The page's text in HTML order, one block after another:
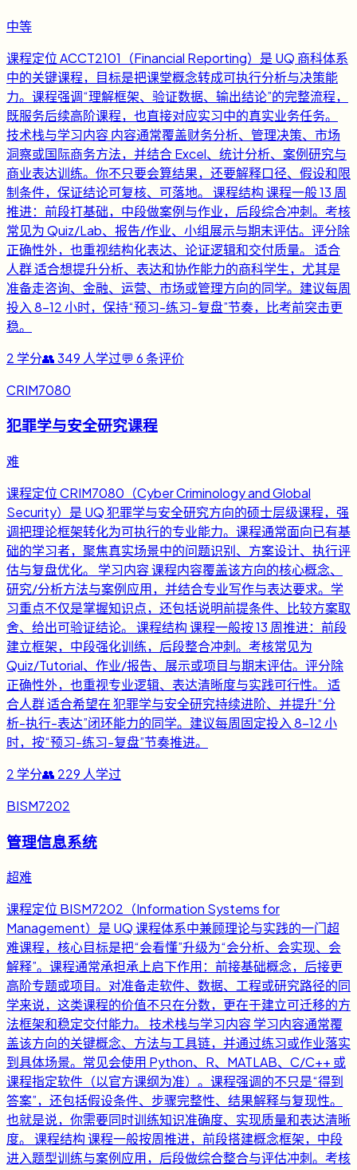
中等
课程定位 ACCT2101（Financial Reporting）是 UQ 商科体系
中的关键课程，目标是把课堂概念转成可执行分析与决策能
力。课程强调“理解框架、验证数据、输出结论”的完整流程，
既服务后续高阶课程，也直接对应实习中的真实业务任务。
技术栈与学习内容 内容通常覆盖财务分析、管理决策、市场
洞察或国际商务方法，并结合 Excel、统计分析、案例研究与
商业表达训练。你不只要会算结果，还要解释口径、假设和限
制条件，保证结论可复核、可落地。 课程结构 课程一般 13 周
推进：前段打基础，中段做案例与作业，后段综合冲刺。考核
常见为 Quiz/Lab、报告/作业、小组展示与期末评估。评分除
正确性外，也重视结构化表达、论证逻辑和交付质量。 适合
人群 适合想提升分析、表达和协作能力的商科学生，尤其是
准备走咨询、金融、运营、市场或管理方向的同学。建议每周
投入 8-12 小时，保持“预习-练习-复盘”节奏，比考前突击更
稳。
2 学分👥349 人学过💬 6条评价
CRIM7080
犯罪学与安全研究课程
难
课程定位 CRIM7080（Cyber Criminology and Global
Security）是 UQ 犯罪学与安全研究方向的硕士层级课程，强
调把理论框架转化为可执行的专业能力。课程通常面向已有基
础的学习者，聚焦真实场景中的问题识别、方案设计、执行评
估与复盘优化。 学习内容 课程内容覆盖该方向的核心概念、
研究/分析方法与案例应用，并结合专业写作与表达要求。学
习重点不仅是掌握知识点，还包括说明前提条件、比较方案取
舍、给出可验证结论。 课程结构 课程一般按 13 周推进：前段
建立框架，中段强化训练，后段整合冲刺。考核常见为
Quiz/Tutorial、作业/报告、展示或项目与期末评估。评分除
正确性外，也重视专业逻辑、表达清晰度与实践可行性。 适
合人群 适合希望在 犯罪学与安全研究持续进阶、并提升“分
析-执行-表达”闭环能力的同学。建议每周固定投入 8-12 小
时，按“预习-练习-复盘”节奏推进。
2 学分👥 229 人学过
BISM7202
管理信息系统
超难
课程定位 BISM7202（Information Systems for
Management）是 UQ 课程体系中兼顾理论与实践的一门超
难课程，核心目标是把“会看懂”升级为“会分析、会实现、会
解释”。课程通常承担承上启下作用：前接基础概念，后接更
高阶专题或项目。对准备走软件、数据、工程或研究路径的同
学来说，这类课程的价值不只在分数，更在于建立可迁移的方
法框架和稳定交付能力。 技术栈与学习内容 学习内容通常覆
盖该方向的关键概念、方法与工具链，并通过练习或作业落实
到具体场景。常见会使用 Python、R、MATLAB、C/C++ 或
课程指定软件（以官方课纲为准）。课程强调的不只是“得到
答案”，还包括假设条件、步骤完整性、结果解释与复现性。
也就是说，你需要同时训练知识准确度、实现质量和表达清晰
度。 课程结构 课程一般按周推进，前段搭建概念框架，中段
进入题型训练与案例应用，后段做综合整合与评估冲刺。考核